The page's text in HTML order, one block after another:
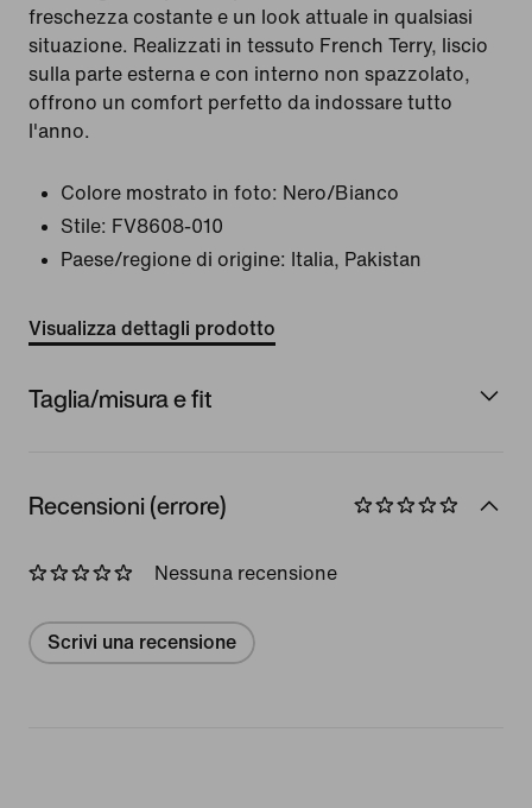
freschezza costante e un look attuale in qualsiasi
situazione. Realizzati in tessuto French Terry, liscio
sulla parte esterna e con interno non spazzolato,
offrono un comfort perfetto da indossare tutto
l'anno.
Colore mostrato in foto: Nero/Bianco
Stile: FV8608-010
Paese/regione di origine: Italia, Pakistan
Visualizza dettagli prodotto
Taglia/misura e fit
Recensioni (errore)
Nessuna recensione
Scrivi una recensione